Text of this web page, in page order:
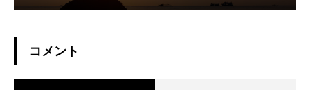
コメント